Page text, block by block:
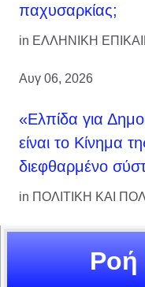
παχυσαρκίας;
in ΕΛΛΗΝΙΚΗ
Αυγ 06, 2026
«Ελπίδα για
είναι το Κίνημα
διεφθαρμένο
in ΠΟΛΙΤΙΚΗ ΚΑΙ
Ροή